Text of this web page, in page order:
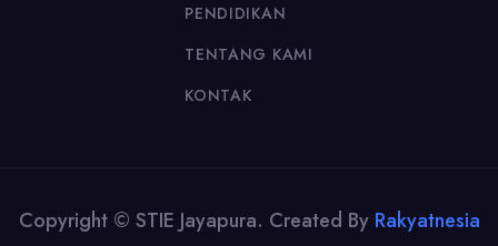
PENDIDIKAN
TENTANG KAMI
KONTAK
Copyright © STIE Jayapura. Created By Rakyatnesia